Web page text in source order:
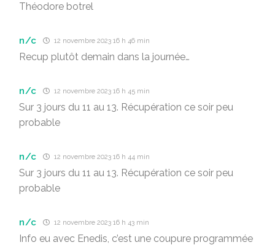
Théodore botrel
n/c 12 novembre 2023 16 h 46 min
Recup plutôt demain dans la journée…
n/c 12 novembre 2023 16 h 45 min
Sur 3 jours du 11 au 13. Récupération ce soir peu
probable
n/c 12 novembre 2023 16 h 44 min
Sur 3 jours du 11 au 13. Récupération ce soir peu
probable
n/c 12 novembre 2023 16 h 43 min
Info eu avec Enedis, c’est une coupure programmée